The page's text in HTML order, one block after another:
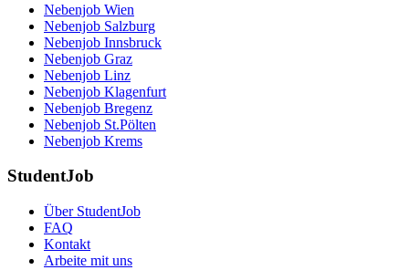
Nebenjob Wien
Nebenjob Salzburg
Nebenjob Innsbruck
Nebenjob Graz
Nebenjob Linz
Nebenjob Klagenfurt
Nebenjob Bregenz
Nebenjob St.Pölten
Nebenjob Krems
StudentJob
Über StudentJob
FAQ
Kontakt
Arbeite mit uns